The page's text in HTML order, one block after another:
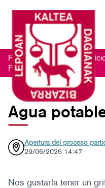
Proceso participativo
Propuestas
Agua
Apertura del proceso
29/06/2026 14:47
Nos gustaría tener un